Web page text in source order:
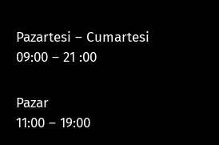
Pazartesi – Cumartesi
09:00 – 21 :00
Pazar
11:00 – 19:00